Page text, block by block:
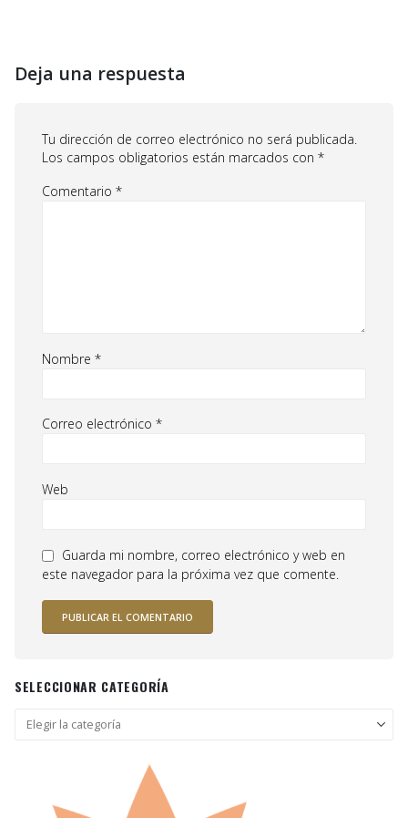
Deja una respuesta
Tu dirección de correo electrónico no será publicada.
Los campos obligatorios están marcados con *
Comentario *
Nombre *
Correo electrónico *
Web
Guarda mi nombre, correo electrónico y web en
este navegador para la próxima vez que comente.
SELECCIONAR CATEGORÍA
Seleccionar
categoría